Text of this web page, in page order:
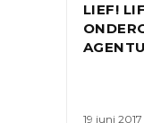
LIEF!
19 juni 2017